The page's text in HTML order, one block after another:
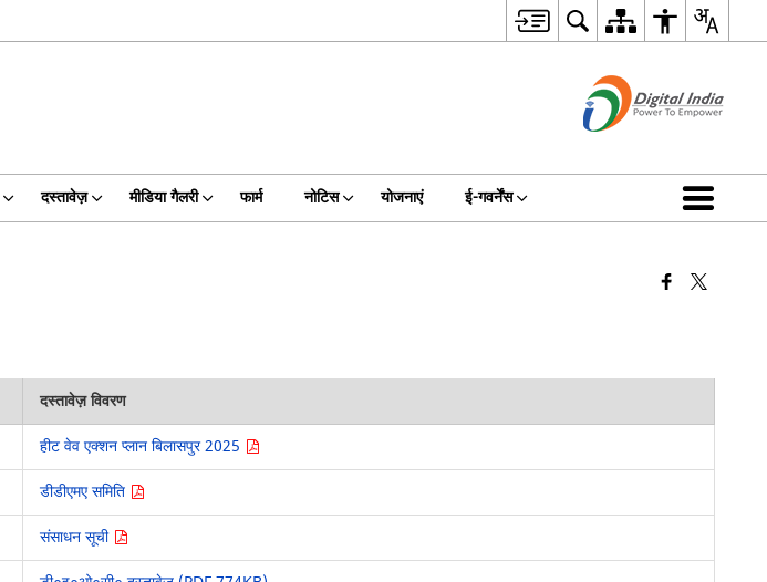
दस्तावेज़ मीडिया गैलरी फार्म नोटिस योजनाएं ई-गवर्नेंस
दस्तावेज़ विवरण
हीट वेव एक्शन प्लान बिलासपुर 2025
डीडीएमए समिति
संसाधन सूची